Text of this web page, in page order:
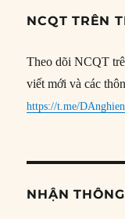
NCQT TRÊN
Theo dõi NCQT
viết mới và các
https://t.me/
NHẬN